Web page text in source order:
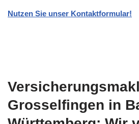
Nutzen Sie unser Kontaktformular!
Grosselfingen in